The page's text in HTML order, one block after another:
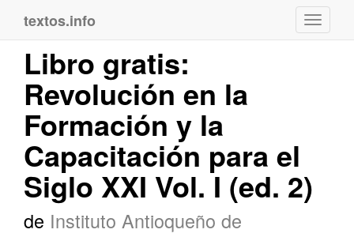
textos.info
Libro gratis:
Revolución en la
Formación y la
Capacitación para el
Siglo XXI Vol. I (ed. 2)
de Instituto Antioqueño de